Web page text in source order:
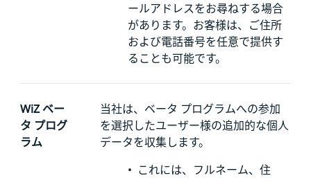
ールアドレスをお尋ねする場合
があります。お客様は、ご住所
および電話番号を任意で提供す
ることも可能です。
WiZ ベー
タ プログ
ラム
当社は、ベータ プログラムへの参加
を選択したユーザー様の追加的な個人
データを収集します。
• これには、フルネーム、住